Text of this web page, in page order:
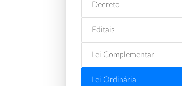
Decreto
Editais
Lei Complementar
Lei Ordinária